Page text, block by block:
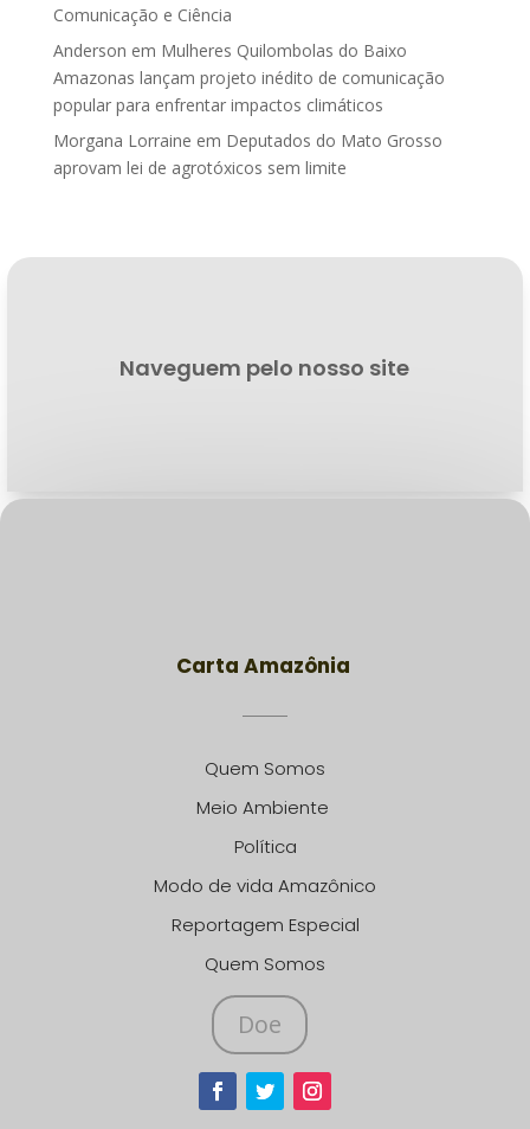
Comunicação e Ciência
Anderson em Mulheres Quilombolas do Baixo
Amazonas lançam projeto inédito de comunicação
popular para enfrentar impactos climáticos
Morgana Lorraine em Deputados do Mato Grosso
aprovam lei de agrotóxicos sem limite
Naveguem pelo nosso site
Carta Amazônia
Quem Somos
Meio Ambiente
Política
Modo de vida Amazônico
Reportagem Especial
Quem Somos
Doe